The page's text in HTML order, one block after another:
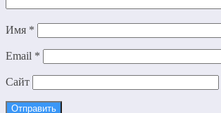
Имя *
Email *
Сайт